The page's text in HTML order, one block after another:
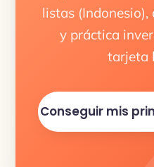
listas
y práctica
tarjeta
Conseguir mis